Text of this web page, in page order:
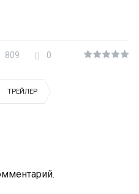
809 0
ТРЕЙЛЕР